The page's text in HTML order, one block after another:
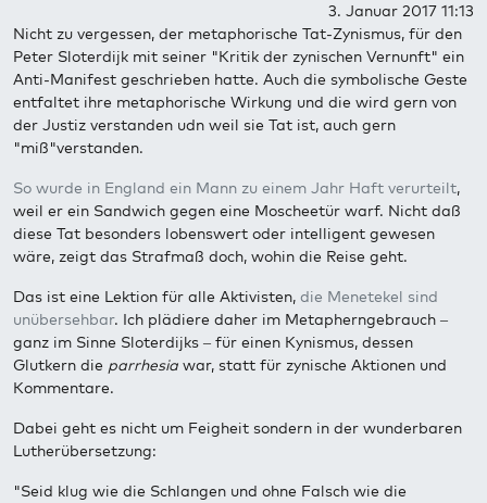
3. Januar 2017 11:13
Nicht zu vergessen, der metaphorische Tat-Zynismus, für den
Peter Sloterdijk mit seiner "Kritik der zynischen Vernunft" ein
Anti-Manifest geschrieben hatte. Auch die symbolische Geste
entfaltet ihre metaphorische Wirkung und die wird gern von
der Justiz verstanden udn weil sie Tat ist, auch gern
"miß"verstanden.
So wurde in England ein Mann zu einem Jahr Haft verurteilt,
weil er ein Sandwich gegen eine Moscheetür warf. Nicht daß
diese Tat besonders lobenswert oder intelligent gewesen
wäre, zeigt das Strafmaß doch, wohin die Reise geht.
Das ist eine Lektion für alle Aktivisten, die Menetekel sind
unübersehbar. Ich plädiere daher im Metapherngebrauch –
ganz im Sinne Sloterdijks – für einen Kynismus, dessen
Glutkern die parrhesia war, statt für zynische Aktionen und
Kommentare.
Dabei geht es nicht um Feigheit sondern in der wunderbaren
Lutherübersetzung:
"Seid klug wie die Schlangen und ohne Falsch wie die